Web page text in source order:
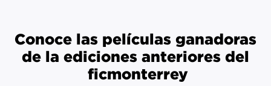
Conoce las películas ganadoras
de la ediciones anteriores del
ficmonterrey